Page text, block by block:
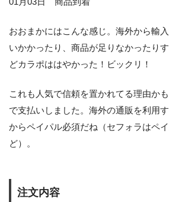
おおまかにはこんな感じ。海外から輸
いかかったり、商品が足りなかったり
どカラポははやかった！ビックリ！
これも人気で信頼を置かれてる理由か
で支払いしました。海外の通販を利用
からペイパル必須だね（セフォラはペ
ど）。
注文内容